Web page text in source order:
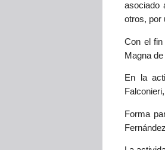
asociado
otros, por
Con el
Magna
En la
Forma